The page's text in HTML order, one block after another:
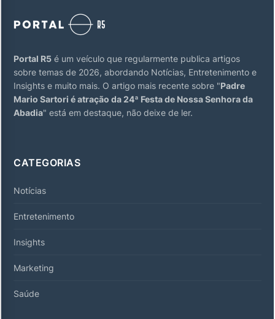
Portal R5 é um veículo que regularmente publica artigos
sobre temas de 2026, abordando Notícias, Entretenimento e
Insights e muito mais. O artigo mais recente sobre "Padre
Mario Sartori é atração da 24ª Festa de Nossa Senhora da
Abadia" está em destaque, não deixe de ler.
CATEGORIAS
Notícias
Entretenimento
Insights
Marketing
Saúde